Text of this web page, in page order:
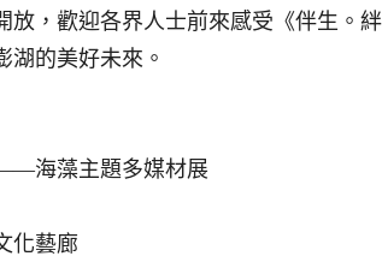
放，歡迎各界人士前來感受《伴生。
湖的美好未來。
海藻主題多媒材展
化藝廊